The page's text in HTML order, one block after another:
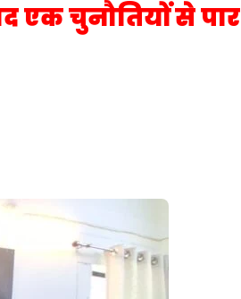
एक चुनौतियों से पार